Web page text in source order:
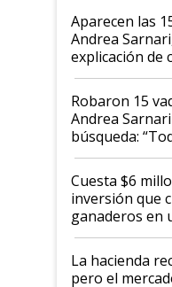
Aparecen las
Andrea
explicación de
Robaron 15
Andrea
búsqueda:
toca a algún
Cuesta $6
inversión que
ganaderos en
histórico para
La hacienda
pero el